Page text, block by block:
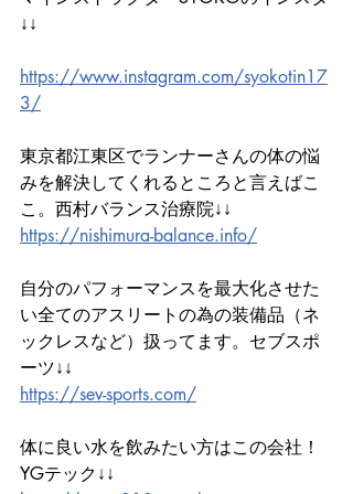
↓↓
https://www.instagram.com/syokotin17
3/
東京都江東区でランナーさんの体の悩
みを解決してくれるところと言えばこ
こ。西村バランス治療院↓↓
https://nishimura-balance.info/
自分のパフォーマンスを最大化させた
い全てのアスリートの為の装備品（ネ
ックレスなど）扱ってます。セブスポ
ーツ↓↓
https://sev-sports.com/
体に良い水を飲みたい方はこの会社！
YGテック↓↓